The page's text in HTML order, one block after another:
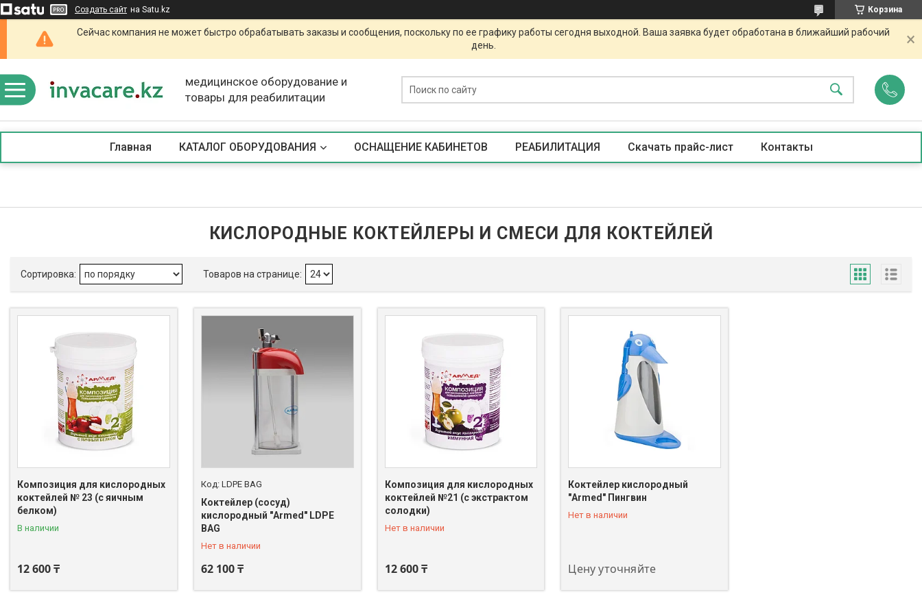
Создать сайт на Satu.kz Корзина
Сейчас компания не может быстро обрабатывать заказы и сообщения, поскольку по ее графику работы сегодня выходной. Ваша заявка будет обработана в ближайший рабочий
день.
медицинское оборудование и
товары для реабилитации
Главная КАТАЛОГ ОБОРУДОВАНИЯ ОСНАЩЕНИЕ КАБИНЕТОВ РЕАБИЛИТАЦИЯ Скачать прайс-лист Контакты
КИСЛОРОДНЫЕ КОКТЕЙЛЕРЫ И СМЕСИ ДЛЯ КОКТЕЙЛЕЙ
Композиция для кислородных
коктейлей № 23 (с яичным
белком)
В наличии
12 600 ₸
LDPE BAG
Коктейлер (сосуд)
кислородный "Armed" LDPE
BAG
Нет в наличии
62 100 ₸
+7 (705) 129-02-73
Композиция для кислородных
коктейлей №21 (с экстрактом
солодки)
Нет в наличии
12 600 ₸
+7 (705) 129-02-73
Коктейлер кислородный
"Armed" Пингвин
Нет в наличии
Цену уточняйте